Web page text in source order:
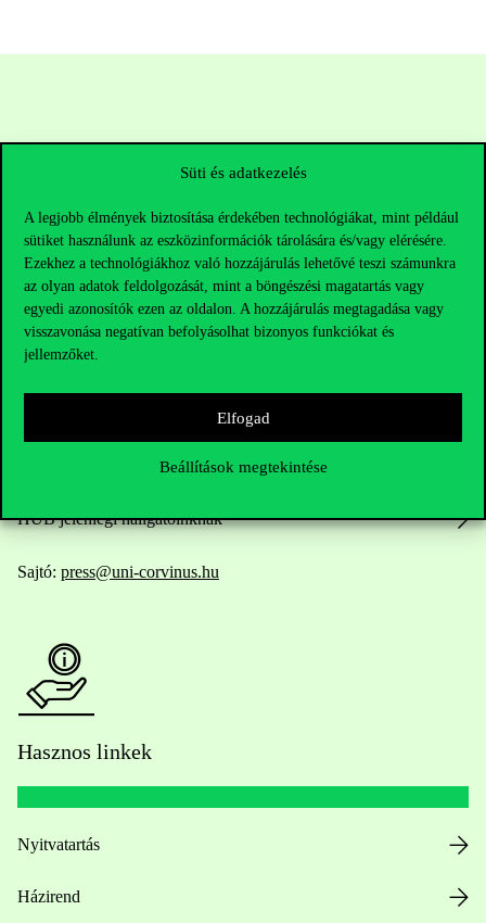
Süti és adatkezelés
A legjobb élmények biztosítása érdekében technológiákat, mint például
sütiket használunk az eszközinformációk tárolására és/vagy elérésére.
Ezekhez a technológiákhoz való hozzájárulás lehetővé teszi számunkra
az olyan adatok feldolgozását, mint a böngészési magatartás vagy
egyedi azonosítók ezen az oldalon. A hozzájárulás megtagadása vagy
visszavonása negatívan befolyásolhat bizonyos funkciókat és
jellemzőket.
Elfogad
Beállítások megtekintése
Elérhetőségek
Telefonszám:
Kérdésed van a felvételivel kapcsolatban?
Oktatói elérhetőségek
HUB jelenlegi hallgatóinknak
Sajtó: press@uni-corvinus.hu
Hasznos linkek
Nyitvatartás
Házirend